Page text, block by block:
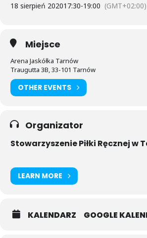
18 sierpień 202017:30-19:00 (GMT+02:00)
Miejsce
Arena Jaskółka Tarnów
Traugutta 3B, 33-101 Tarnów
OTHER EVENTS
Organizator
Stowarzyszenie Piłki Ręcznej w
LEARN MORE
KALENDARZ GOOGLE